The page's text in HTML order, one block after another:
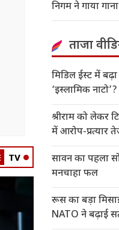
TV
निगम ने गाया गाना
ताजा
मिडिल ईस्ट में
‘इस्लामिक नाटो’?
श्रीराम को लेकर
में आरोप-प्रत्यार
सावन का पहला
मनचाहा फल
रूस का बड़ा
NATO ने बढ़ाई